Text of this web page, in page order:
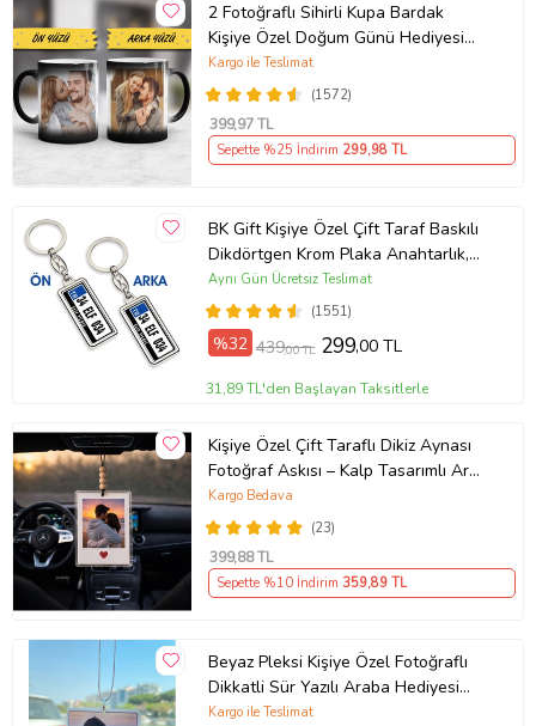
2 Fotoğraflı Sihirli Kupa Bardak
Kişiye Özel Doğum Günü Hediyesi
Sevgiliye Hediye Anneye Babaya
Ablaya Abiye Kız Erkek Kardeşe
Arkadaşa Resimli Günü Yıl Dönümü
Hediyesi
(1572)
Kargo ile Teslimat
399,97 TL
Sepette %25 İndirim 299,98 TL
BK Gift Kişiye Özel Çift Taraf Baskılı
Dikdörtgen Krom Plaka Anahtarlık,
Babaya Hediye, Sevgiliye, Arkadaşa
Hediye, Doğum Günü Hediyesi
(1551)
Aynı Gün Ücretsiz Teslimat
%32 439,00 TL 299,00 TL
31,89 TL'den Başlayan Taksitlerle
Kişiye Özel Çift Taraflı Dikiz Aynası
Fotoğraf Askısı – Kalp Tasarımlı Araç
Süsü
(23)
Kargo Bedava
399,88 TL
Sepette %10 İndirim 359,89 TL
Beyaz Pleksi Kişiye Özel Fotoğraflı
Dikkatli Sür Yazılı Araba Hediyesi
Araba Süsü Dikiz Aynası Süsü
Kargo ile Teslimat